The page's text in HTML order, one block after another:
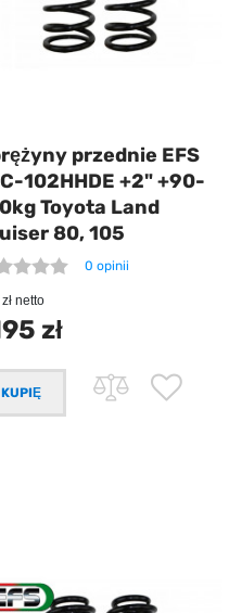
przednie EFS
102HHDE +2" +90-
Toyota Land
80, 105
0 opinii
netto
zł